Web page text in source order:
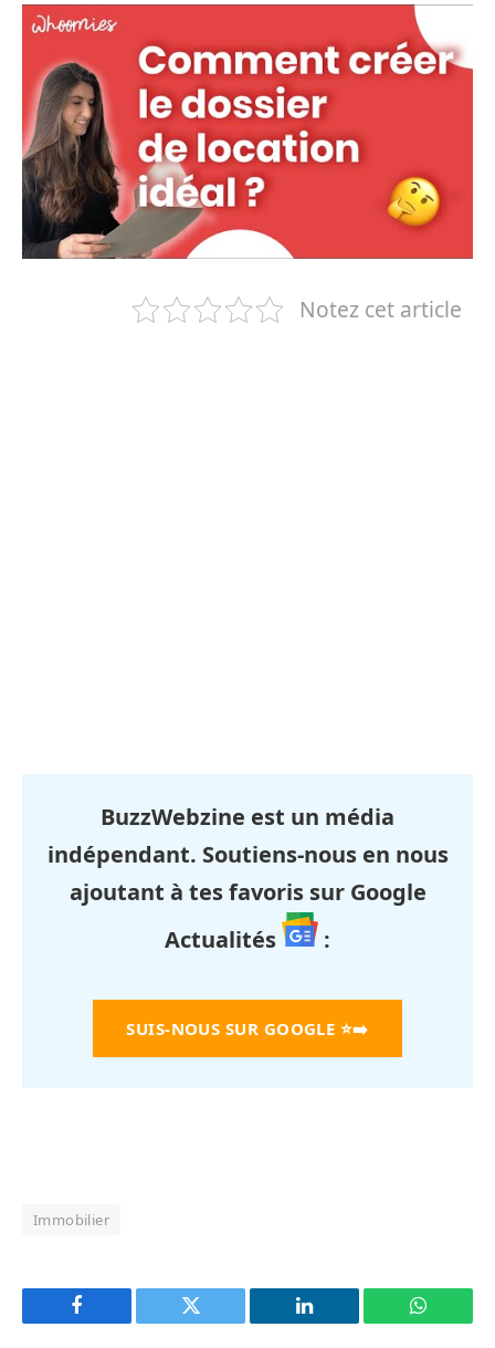
Notez cet article
BuzzWebzine est un média
indépendant. Soutiens-nous en nous
ajoutant à tes favoris sur Google
Actualités
:
SUIS-NOUS SUR GOOGLE ⭐➡️
Immobilier
Facebook Twitter LinkedIn